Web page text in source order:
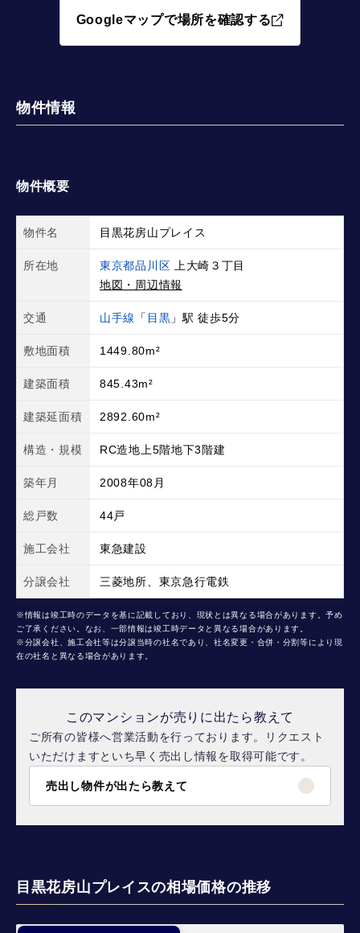
Googleマップで場所を確認する
物件情報
物件概要
物件名 目黒花房山プレイス
所在地 東京都品川区 上大崎３丁目
地図・周辺情報
交通 山手線 「 目黒 」駅 徒歩5分
敷地面積 1449.80m²
建築面積 845.43m²
建築延面積 2892.60m²
構造・規模 RC造地上5階地下3階建
築年月 2008年08月
総戸数 44戸
施工会社 東急建設
分譲会社 三菱地所、東京急行電鉄
※情報は竣工時のデータを基に記載しており、現状とは異なる場合があります。予め
ご了承ください。なお、一部情報は竣工時データと異なる場合があります。
※分譲会社、施工会社等は分譲当時の社名であり、社名変更・合併・分割等により現
在の社名と異なる場合があります。
このマンションが売りに出たら教えて
ご所有の皆様へ営業活動を行っております。リクエスト
いただけますといち早く売出し情報を取得可能です。
売出し物件が出たら教えて
目黒花房山プレイスの相場価格の推移